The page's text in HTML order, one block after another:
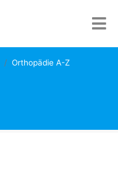
Orthopädie A-Z